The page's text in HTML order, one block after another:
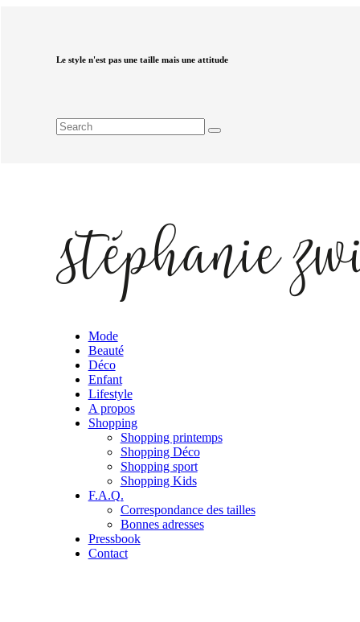
Le style n'est pas une taille mais une attitude
Mode
Beauté
Déco
Enfant
Lifestyle
A propos
Shopping
Shopping printemps
Shopping Déco
Shopping sport
Shopping Kids
F.A.Q.
Correspondance des tailles
Bonnes adresses
Pressbook
Contact